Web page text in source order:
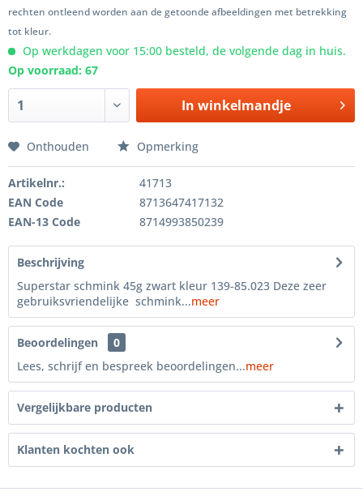
rechten ontleend worden aan de getoonde afbeeldingen met betrekking
tot kleur.
Op werkdagen voor 15:00 besteld, de volgende dag in huis.
Op voorraad: 67
In winkelmandje
Onthouden Opmerking
Artikelnr.:
41713
EAN Code
8713647417132
EAN-13 Code
8714993850239
Beschrijving
Superstar schmink 45g zwart kleur 139-85.023 Deze zeer
gebruiksvriendelijke schmink...meer
Beoordelingen
0
Lees, schrijf en bespreek beoordelingen...meer
Vergelijkbare producten
Klanten kochten ook